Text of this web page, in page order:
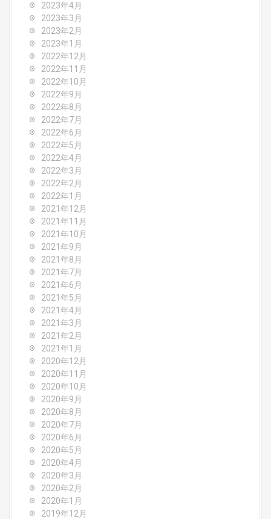
2023年4月
2023年3月
2023年2月
2023年1月
2022年12月
2022年11月
2022年10月
2022年9月
2022年8月
2022年7月
2022年6月
2022年5月
2022年4月
2022年3月
2022年2月
2022年1月
2021年12月
2021年11月
2021年10月
2021年9月
2021年8月
2021年7月
2021年6月
2021年5月
2021年4月
2021年3月
2021年2月
2021年1月
2020年12月
2020年11月
2020年10月
2020年9月
2020年8月
2020年7月
2020年6月
2020年5月
2020年4月
2020年3月
2020年2月
2020年1月
2019年12月